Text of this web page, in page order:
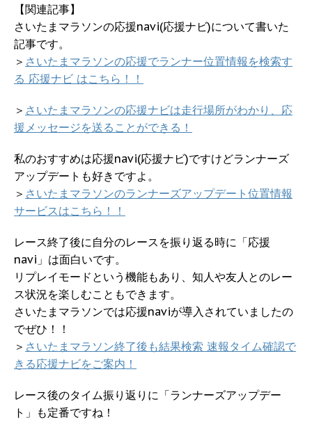
【関連記事】
さいたまマラソンの応援navi(応援ナビ)について書いた
記事です。
＞ さいたまマラソンの応援でランナー位置情報を検索す
る 応援ナビ はこちら！！
＞ さいたまマラソンの応援ナビは走行場所がわかり、応
援メッセージを送ることができる！
私のおすすめは応援navi(応援ナビ)ですけどランナーズ
アップデートも好きですよ。
＞ さいたまマラソンのランナーズアップデート位置情報
サービスはこちら！！
レース終了後に自分のレースを振り返る時に「応援
navi」は面白いです。
リプレイモードという機能もあり、知人や友人とのレー
ス状況を楽しむこともできます。
さいたまマラソンでは応援naviが導入されていましたの
でぜひ！！
＞ さいたまマラソン終了後も結果検索 速報タイム確認で
きる応援ナビをご案内！
レース後のタイム振り返りに「ランナーズアップデー
ト」も定番ですね！